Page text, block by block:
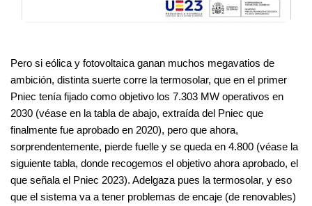
Pero si eólica y fotovoltaica ganan muchos megavatios de
ambición, distinta suerte corre la termosolar, que en el primer
Pniec tenía fijado como objetivo los 7.303 MW operativos en
2030 (véase en la tabla de abajo, extraída del Pniec que
finalmente fue aprobado en 2020), pero que ahora,
sorprendentemente, pierde fuelle y se queda en 4.800 (véase la
siguiente tabla, donde recogemos el objetivo ahora aprobado, el
que señala el Pniec 2023). Adelgaza pues la termosolar, y eso
que el sistema va a tener problemas de encaje (de renovables)